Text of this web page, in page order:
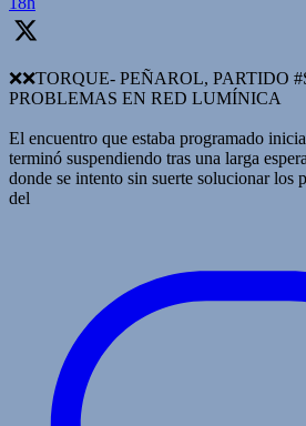
❌️❌TORQUE- PEÑAROL, PARTIDO
PROBLEMAS EN RED LUMÍNICA
El encuentro que estaba programado
terminó suspendiendo tras una larga
donde se intento sin suerte solucionar los
del